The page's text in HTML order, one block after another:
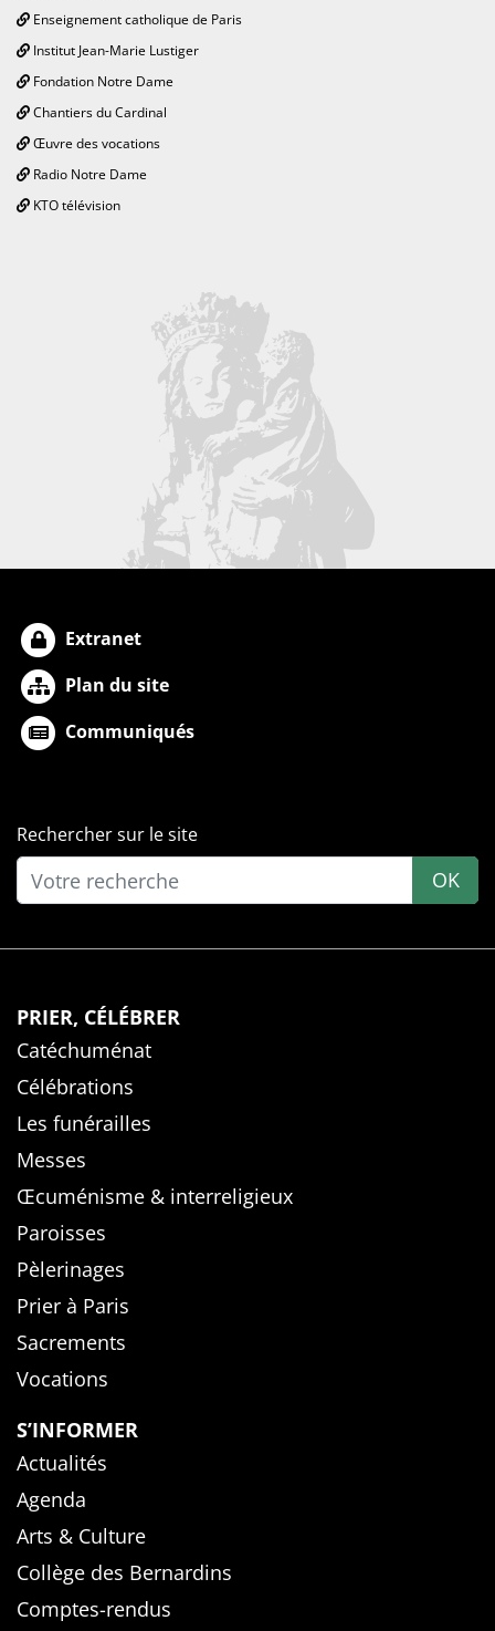
Enseignement catholique de Paris
Institut Jean-Marie Lustiger
Fondation Notre Dame
Chantiers du Cardinal
Œuvre des vocations
Radio Notre Dame
KTO télévision
Extranet
Plan du site
Communiqués
Rechercher sur le site
OK
PRIER, CÉLÉBRER
Catéchuménat
Célébrations
Les funérailles
Messes
Œcuménisme & interreligieux
Paroisses
Pèlerinages
Prier à Paris
Sacrements
Vocations
S’INFORMER
Actualités
Agenda
Arts & Culture
Collège des Bernardins
Comptes-rendus